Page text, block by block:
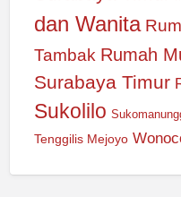
dan Wanita
Tambak Rumah
Surabaya Timur
Sukolilo
Tenggilis Mejoyo